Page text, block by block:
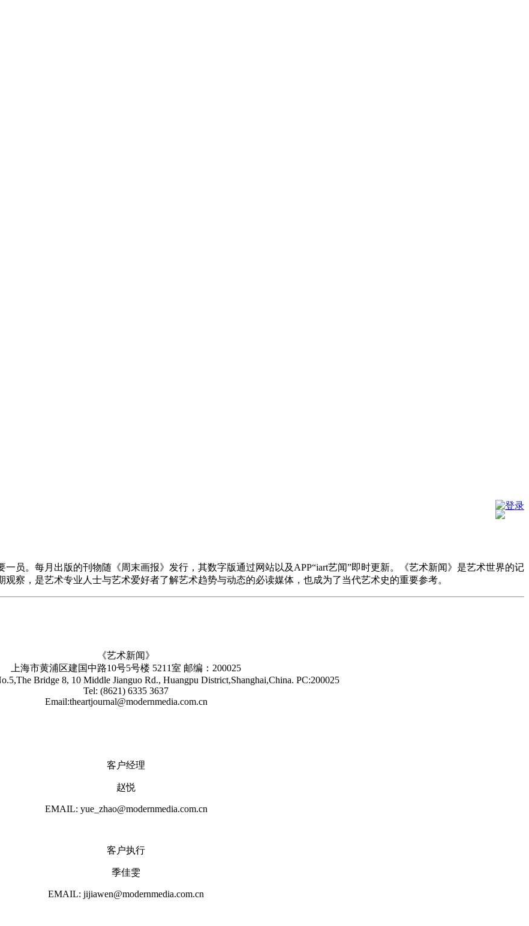
登录
一员。每月出版的刊物随《周末画报》发行，其数字版通过网站以及APP“iart艺闻”即时更新。《艺术新闻》是艺术世界的记
察，是艺术专业人士与艺术爱好者了解艺术趋势与动态的必读媒体，也成为了当代艺术史的重要参考。
《艺术新闻》
上海市黄浦区建国中路10号5号楼 5211室 邮编：200025
Bridge 8, 10 Middle Jianguo Rd., Huangpu District,Shanghai,China. PC:200025
Tel: (8621) 6335 3637
Email:theartjournal@modernmedia.com.cn
客户经理
赵悦
EMAIL: yue_zhao@modernmedia.com.cn
客户执行
季佳雯
EMAIL: jijiawen@modernmedia.com.cn